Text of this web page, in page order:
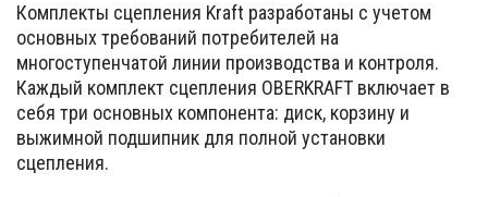
Комплекты сцепления Kraft разработаны с учетом
основных требований потребителей на
многоступенчатой линии производства и контроля.
Каждый комплект сцепления OBERKRAFT включает в
себя три основных компонента: диск, корзину и
выжимной подшипник для полной установки
сцепления.